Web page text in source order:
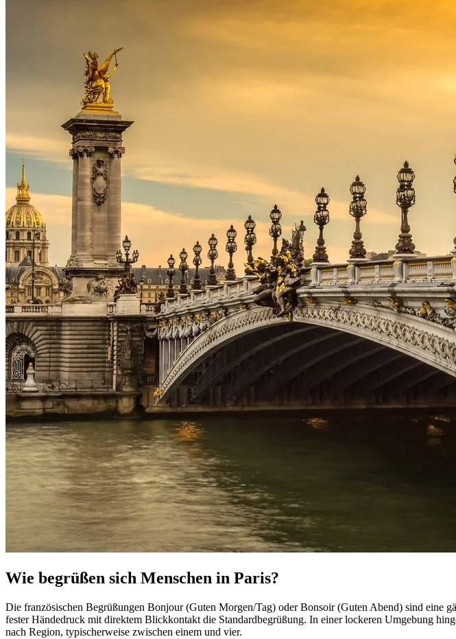
Wie begrüßen sich Menschen in Paris?
Die französischen Begrüßungen Bonjour (Guten Morgen/Tag) oder Bonsoir (Guten Abend) sind eine
fester Händedruck mit direktem Blickkontakt die Standardbegrüßung. In einer lockeren Umgebung
nach Region, typischerweise zwischen einem und vier.